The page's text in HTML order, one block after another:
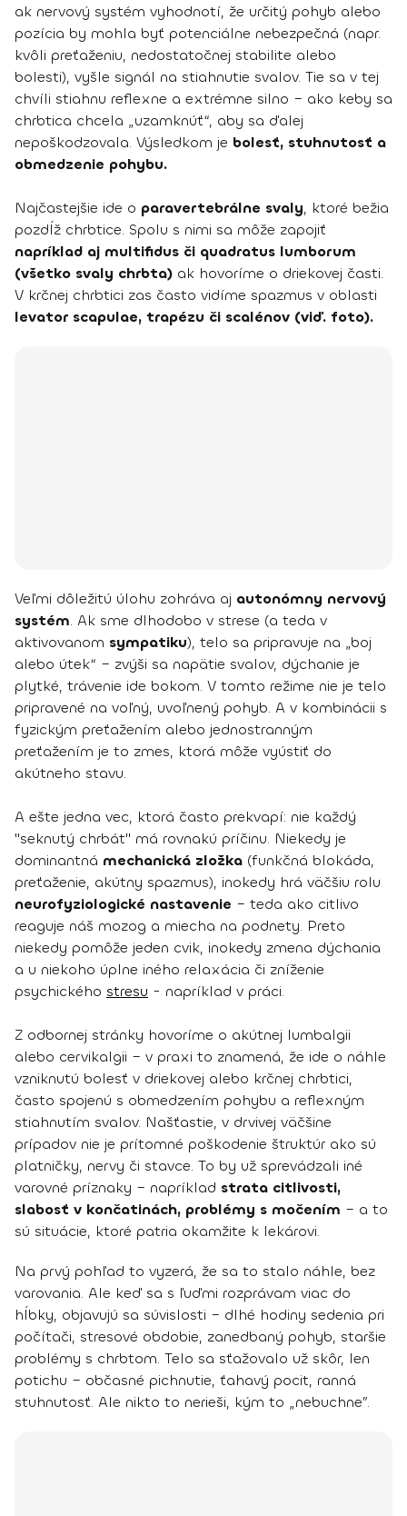
ak nervový systém vyhodnotí, že určitý pohyb alebo
pozícia by mohla byť potenciálne nebezpečná (napr.
kvôli preťaženiu, nedostatočnej stabilite alebo
bolesti), vyšle signál na stiahnutie svalov. Tie sa v tej
chvíli stiahnu reflexne a extrémne silno – ako keby sa
chrbtica chcela „uzamknúť“, aby sa ďalej
nepoškodzovala. Výsledkom je bolesť, stuhnutosť a
obmedzenie pohybu.
Najčastejšie ide o paravertebrálne svaly, ktoré bežia
pozdĺž chrbtice. Spolu s nimi sa môže zapojiť
napríklad aj multifidus či quadratus lumborum
(všetko svaly chrbta) ak hovoríme o driekovej časti.
V krčnej chrbtici zas často vidíme spazmus v oblasti
levator scapulae, trapézu či scalénov (viď. foto).
Veľmi dôležitú úlohu zohráva aj autonómny nervový
systém. Ak sme dlhodobo v strese (a teda v
aktivovanom sympatiku), telo sa pripravuje na „boj
alebo útek“ – zvýši sa napätie svalov, dýchanie je
plytké, trávenie ide bokom. V tomto režime nie je telo
pripravené na voľný, uvoľnený pohyb. A v kombinácii s
fyzickým preťažením alebo jednostranným
preťažením je to zmes, ktorá môže vyústiť do
akútneho stavu.
A ešte jedna vec, ktorá často prekvapí: nie každý
"seknutý chrbát" má rovnakú príčinu. Niekedy je
dominantná mechanická zložka (funkčná blokáda,
preťaženie, akútny spazmus), inokedy hrá väčšiu rolu
neurofyziologické nastavenie – teda ako citlivo
reaguje náš mozog a miecha na podnety. Preto
niekedy pomôže jeden cvik, inokedy zmena dýchania
a u niekoho úplne iného relaxácia či zníženie
psychického stresu - napríklad v práci.
Z odbornej stránky hovoríme o akútnej lumbalgii
alebo cervikalgii – v praxi to znamená, že ide o náhle
vzniknutú bolesť v driekovej alebo krčnej chrbtici,
často spojenú s obmedzením pohybu a reflexným
stiahnutím svalov. Našťastie, v drvivej väčšine
prípadov nie je prítomné poškodenie štruktúr ako sú
platničky, nervy či stavce. To by už sprevádzali iné
varovné príznaky – napríklad strata citlivosti,
slabosť v končatinách, problémy s močením – a to
sú situácie, ktoré patria okamžite k lekárovi.
Na prvý pohľad to vyzerá, že sa to stalo náhle, bez
varovania. Ale keď sa s ľuďmi rozprávam viac do
hĺbky, objavujú sa súvislosti – dlhé hodiny sedenia pri
počítači, stresové obdobie, zanedbaný pohyb, staršie
problémy s chrbtom. Telo sa sťažovalo už skôr, len
potichu – občasné pichnutie, ťahavý pocit, ranná
stuhnutosť. Ale nikto to nerieši, kým to „nebuchne”.